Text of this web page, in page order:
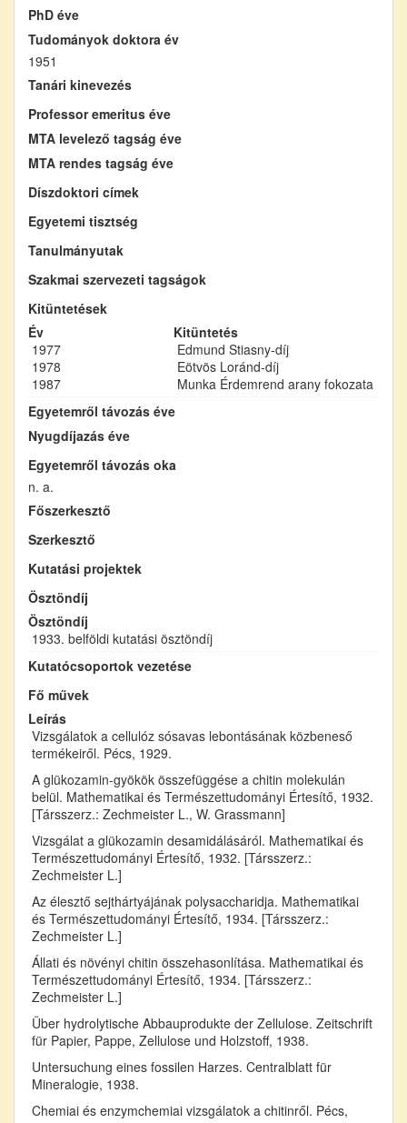
PhD éve
Tudományok doktora év
1951
Tanári kinevezés
Professor emeritus éve
MTA levelező tagság éve
MTA rendes tagság éve
Díszdoktori címek
Egyetemi tisztség
Tanulmányutak
Szakmai szervezeti tagságok
Kitüntetések
Év
Kitüntetés
1977
Edmund Stiasny-díj
1978
Eötvös Loránd-díj
1987
Munka Érdemrend arany fokozata
Egyetemről távozás éve
Nyugdíjazás éve
Egyetemről távozás oka
n. a.
Főszerkesztő
Szerkesztő
Kutatási projektek
Ösztöndíj
Ösztöndíj
1933. belföldi kutatási ösztöndíj
Kutatócsoportok vezetése
Fő művek
Leírás
Vizsgálatok a cellulóz sósavas lebontásának közbeneső
termékeiről. Pécs, 1929.
A glükozamin-gyökök összefüggése a chitin molekulán
belül. Mathematikai és Természettudományi Értesítő, 1932.
[Társszerz.: Zechmeister L., W. Grassmann]
Vizsgálat a glükozamin desamidálásáról. Mathematikai és
Természettudományi Értesítő, 1932. [Társszerz.:
Zechmeister L.]
Az élesztő sejthártyájának polysaccharidja. Mathematikai
és Természettudományi Értesítő, 1934. [Társszerz.:
Zechmeister L.]
Állati és növényi chitin összehasonlítása. Mathematikai és
Természettudományi Értesítő, 1934. [Társszerz.:
Zechmeister L.]
Über hydrolytische Abbauprodukte der Zellulose. Zeitschrift
für Papier, Pappe, Zellulose und Holzstoff, 1938.
Untersuchung eines fossilen Harzes. Centralblatt für
Mineralogie, 1938.
Chemiai és enzymchemiai vizsgálatok a chitinről. Pécs,